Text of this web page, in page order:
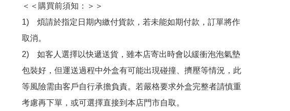
＜＜購買前須知：＞＞
1)　煩請於指定日期內繳付貨款，若未能如期付款，訂單將作
取消。
2)　如客人選擇以快遞送貨，雖本店寄出時會以緩衝泡泡氣墊
包裝好，但運送過程中外盒有可能出現碰撞、擠壓等情況，此
等風險需由客戶自行承擔負責。若嚴格要求外盒完整者請慎重
考慮再下單，或可選擇直接到本店門市自取。